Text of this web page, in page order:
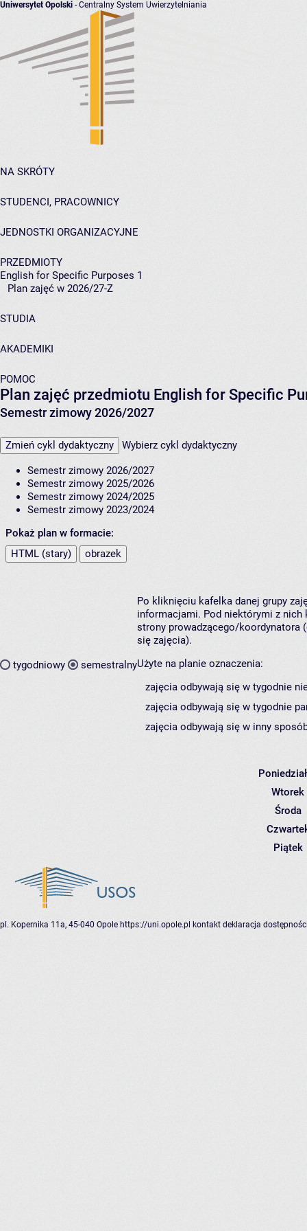
Uniwersytet Opolski - Centralny System Uwierzytelniania
NA SKRÓTY
STUDENCI, PRACOWNICY
JEDNOSTKI ORGANIZACYJNE
PRZEDMIOTY
English for Specific Purposes 1
Plan zajęć w 2026/27-Z
STUDIA
AKADEMIKI
POMOC
Plan zajęć przedmiotu English for Specific
Semestr zimowy 2026/2027
Zmień cykl dydaktyczny Wybierz cykl dydaktyczny
Semestr zimowy 2026/2027
Semestr zimowy 2025/2026
Semestr zimowy 2024/2025
Semestr zimowy 2023/2024
Pokaż plan w formacie:
HTML (stary)
obrazek
tygodniowy semestralny
Po kliknięciu kafelka danej grupy
informacjami. Pod niektórymi z nich
strony prowadzącego/koordynatora
się zajęcia).
Użyte na planie oznaczenia:
zajęcia odbywają się w tygodnie
zajęcia odbywają się w tygodnie
zajęcia odbywają się w inny
Wtorek
Środa
Piątek
pl. Kopernika 11a, 45-040 Opole https://uni.opole.pl kontakt deklaracja